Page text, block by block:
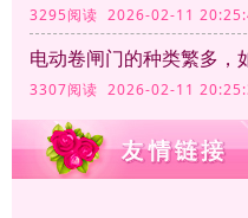
3295阅读 2026-02-11
电动卷闸门的种类繁多，
3307阅读 2026-02-11